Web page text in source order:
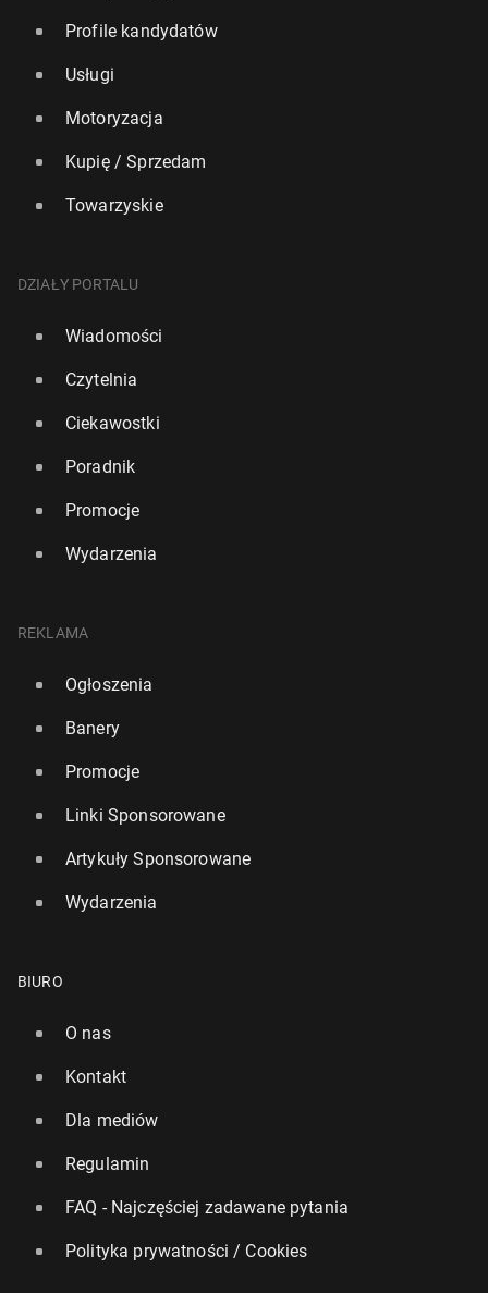
Profile kandydatów
Usługi
Motoryzacja
Kupię / Sprzedam
Towarzyskie
DZIAŁY PORTALU
Wiadomości
Czytelnia
Ciekawostki
Poradnik
Promocje
Wydarzenia
REKLAMA
Ogłoszenia
Banery
Promocje
Linki Sponsorowane
Artykuły Sponsorowane
Wydarzenia
BIURO
O nas
Kontakt
Dla mediów
Regulamin
FAQ - Najczęściej zadawane pytania
Polityka prywatności / Cookies